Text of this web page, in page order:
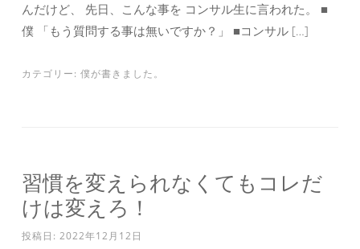
んだけど、 先日、こんな事を コンサル生に言われた。 ■
僕 「もう質問する事は無いですか？」 ■コンサル […]
カテゴリー: 僕が書きました。
習慣を変えられなくてもコレだ
けは変えろ！
投稿日: 2022年12月12日